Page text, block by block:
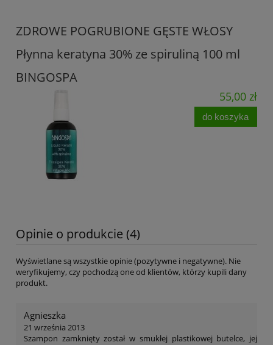
ZDROWE POGRUBIONE GĘSTE WŁOSY
Płynna keratyna 30% ze spiruliną 100 ml
BINGOSPA
55,00 zł
do koszyka
Opinie o produkcie (4)
Wyświetlane są wszystkie opinie (pozytywne i negatywne). Nie
weryfikujemy, czy pochodzą one od klientów, którzy kupili dany
produkt.
Agnieszka
21 września 2013
Szampon zamknięty został w smukłej plastikowej butelce, jej